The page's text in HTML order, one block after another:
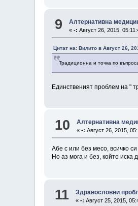
9 Алтернативна
«-: Август 26, 2015,
Цитат на: Вилито в Август 26,
Традиционна и точка по
Единственият проблем на "
10 Алтернативна
«-: Август 26, 2015,
Абе с или без месо, всичко
Но аз мога и без, който
11 Здравословни
«-: Август 25, 2015,